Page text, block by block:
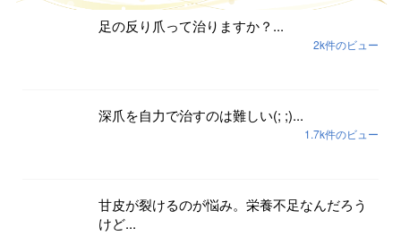
足の反り爪って治りますか？...
2k件のビュー
深爪を自力で治すのは難しい(; ;)...
1.7k件のビュー
甘皮が裂けるのが悩み。栄養不足なんだろう
けど...